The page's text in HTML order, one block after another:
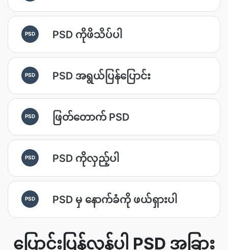
PSD PSD ကိုဖိသိပ်ပါ
PSD PSD အရွယ်ပြန်ပြောင်း
PSD ဖြတ်တောက် PSD
PSD PSD ကိုလှည့်ပါ
PSD PSD မှ နောက်ခံကို ဖယ်ရှားပါ
ပြောင်းပြန်လှန်ပါ PSD အခြား